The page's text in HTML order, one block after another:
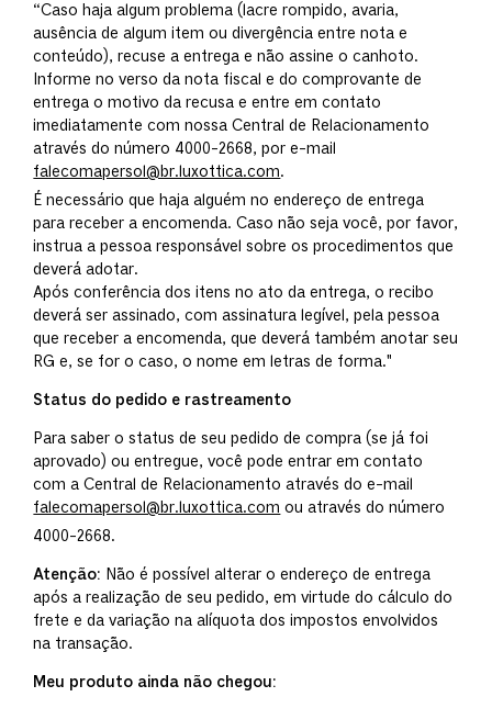
“Caso haja algum problema (lacre rompido, avaria,
ausência de algum item ou divergência entre nota e
conteúdo), recuse a entrega e não assine o canhoto.
Informe no verso da nota fiscal e do comprovante de
entrega o motivo da recusa e entre em contato
imediatamente com nossa Central de Relacionamento
através do número 4000-2668, por e-mail
falecomapersol@br.luxottica.com.
É necessário que haja alguém no endereço de entrega
para receber a encomenda. Caso não seja você, por favor,
instrua a pessoa responsável sobre os procedimentos que
deverá adotar.
Após conferência dos itens no ato da entrega, o recibo
deverá ser assinado, com assinatura legível, pela pessoa
que receber a encomenda, que deverá também anotar seu
RG e, se for o caso, o nome em letras de forma."
Status do pedido e rastreamento
Para saber o status de seu pedido de compra (se já foi
aprovado) ou entregue, você pode entrar em contato
com a Central de Relacionamento através do e-mail
falecomapersol@br.luxottica.com ou através do número
4000-2668.
Atenção: Não é possível alterar o endereço de entrega
após a realização de seu pedido, em virtude do cálculo do
frete e da variação na alíquota dos impostos envolvidos
na transação.
Meu produto ainda não chegou: